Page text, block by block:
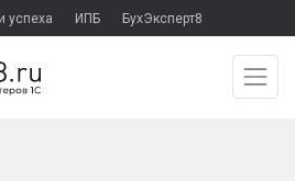
успеха ИПБ БухЭксперт8